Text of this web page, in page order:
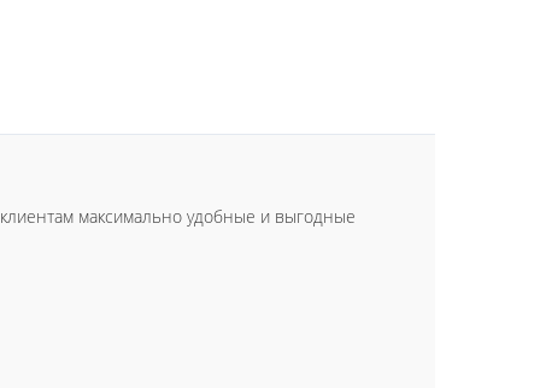
максимально удобные и выгодные